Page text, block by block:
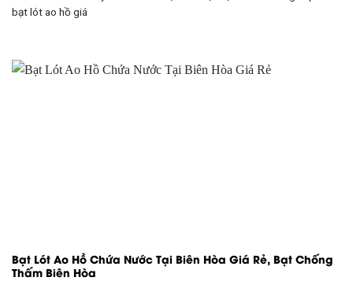
bạt lót ao hồ giá
Bạt Lót Ao Hồ Chứa Nước Tại Biên Hòa Giá Rẻ, Bạt Chống
Thấm Biên Hòa